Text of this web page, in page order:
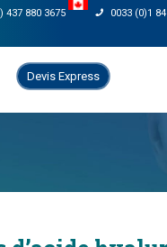
437 880 3675 0033 (0)1
Devis Express